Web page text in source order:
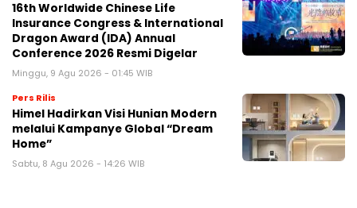
16th Worldwide Chinese Life
Insurance Congress & International
Dragon Award (IDA) Annual
Conference 2026 Resmi Digelar
Minggu, 9 Agu 2026 - 01:45 WIB
Pers Rilis
Himel Hadirkan Visi Hunian Modern
melalui Kampanye Global “Dream
Home”
Sabtu, 8 Agu 2026 - 14:26 WIB